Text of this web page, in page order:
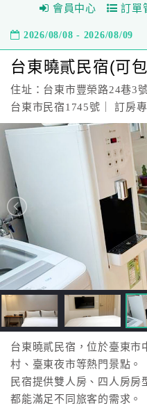
會員中心 訂單
2026/08/08 - 2026/08/09
台東曉貳民宿(可
住址：台東市豐榮路24巷3
台東市民宿1745號｜ 訂房
台東曉貳民宿，位於臺東市
村、臺東夜市等熱門景點。
民宿提供雙人房、四人房房
都能滿足不同旅客的需求。